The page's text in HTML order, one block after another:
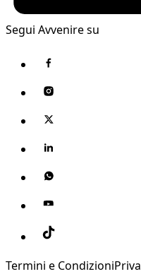
Segui Avvenire su
Termini e Condizioni